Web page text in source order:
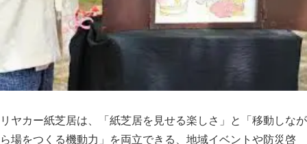
リヤカー紙芝居は、「紙芝居を見せる楽しさ」と「移動しなが
ら場をつくる機動力」を両立できる、地域イベントや防災啓